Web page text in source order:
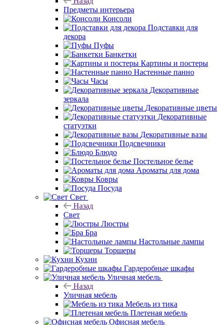
Предметы интерьера
Консоли
Подставки для
декора
Пуфы
Банкетки
Картины и постеры
Настенные панно
Часы
Декоративные
зеркала
Декоративные цветы
Декоративные
статуэтки
Декоративные вазы
Подсвечники
Блюдо
Постельное белье
Ароматы для дома
Ковры
Посуда
Свет
Назад
Свет
Люстры
Бра
Настольные лампы
Торшеры
Кухни
Гардеробные шкафы
Уличная мебель
Назад
Уличная мебель
Мебель из тика
Плетеная мебель
Офисная мебель